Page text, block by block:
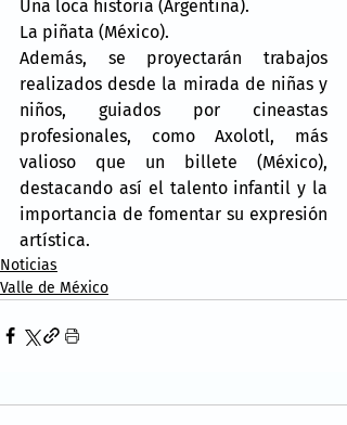
Una loca historia (Argentina).
La piñata (México).
Además, se proyectarán trabajos
realizados desde la mirada de niñas y
niños, guiados por cineastas
profesionales, como Axolotl, más
valioso que un billete (México),
destacando así el talento infantil y la
importancia de fomentar su expresión
artística.
Noticias
Valle de México